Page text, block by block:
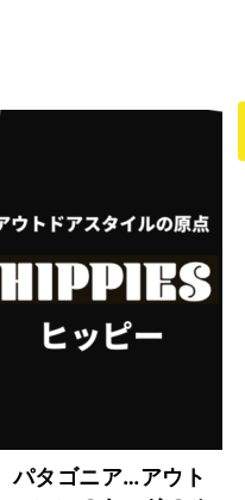
パタゴニア…アウト